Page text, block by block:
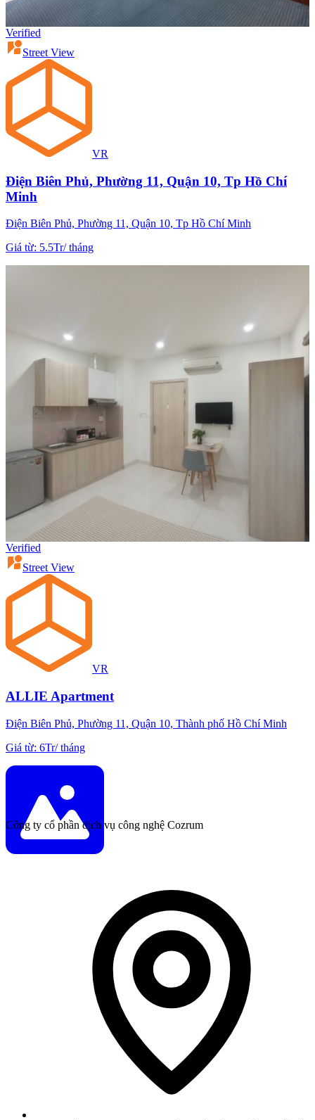
Verified
Street View
VR
Điện Biên Phủ, Phường 11, Quận 10, Tp Hồ Chí
Minh
Điện Biên Phủ, Phường 11, Quận 10, Tp Hồ Chí Minh
Giá từ: 5.5Tr/tháng
Verified
Street View
VR
ALLIE Apartment
Điện Biên Phủ, Phường 11, Quận 10, Thành phố Hồ Chí Minh
Giá từ: 6Tr/tháng
Công ty cổ phần dịch vụ công nghệ Cozrum